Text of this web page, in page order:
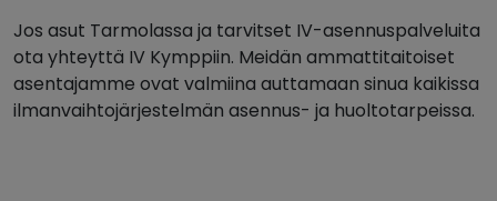
Jos asut Tarmolassa ja tarvitset IV-asennuspalveluita
ota yhteyttä IV Kymppiin. Meidän ammattitaitoiset
asentajamme ovat valmiina auttamaan sinua kaikissa
ilmanvaihtojärjestelmän asennus- ja huoltotarpeissa.